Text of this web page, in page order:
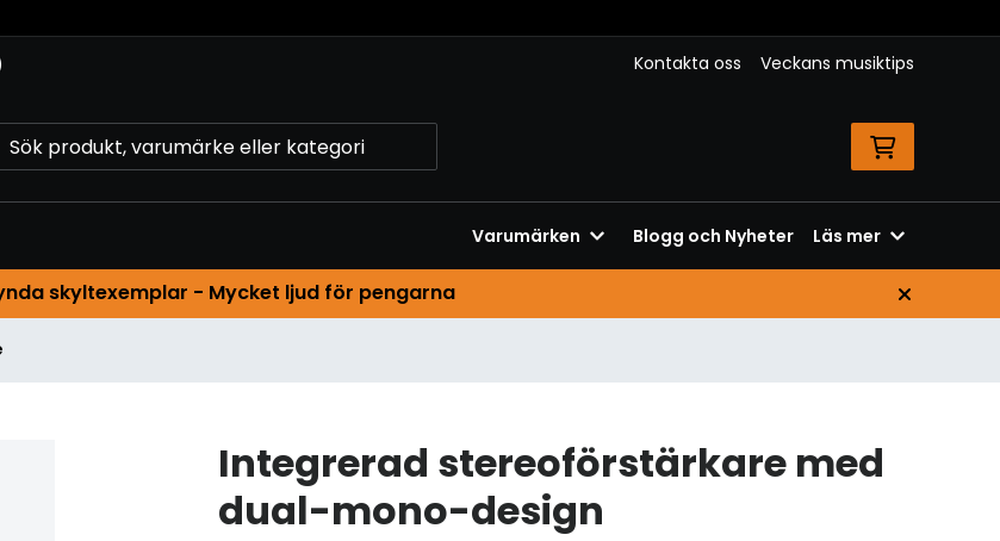
Kontakta oss Veckans musiktips
Varumärken Blogg och Nyheter Läs mer
skyltexemplar - Mycket ljud för pengarna
Integrerad stereoförstärkare med
dual-mono-design